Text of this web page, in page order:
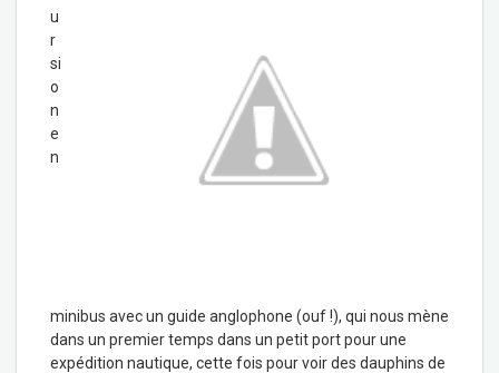
u
r
si
o
n
e
n
minibus avec un guide anglophone (ouf !), qui nous mène
dans un premier temps dans un petit port pour une
expédition nautique, cette fois pour voir des dauphins de